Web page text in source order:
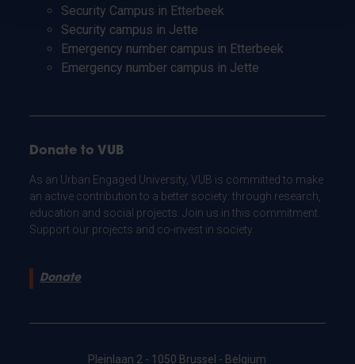
Security Campus in Etterbeek
Security campus in Jette
Emergency number campus in Etterbeek
Emergency number campus in Jette
Donate to VUB
As an Urban Engaged University, VUB is committed to make
an active contribution to a better society: through research,
education and social projects. Join us in this commitment.
Support our projects and co-invest in society.
Donate
Pleinlaan 2 - 1050 Brussel - Belgium